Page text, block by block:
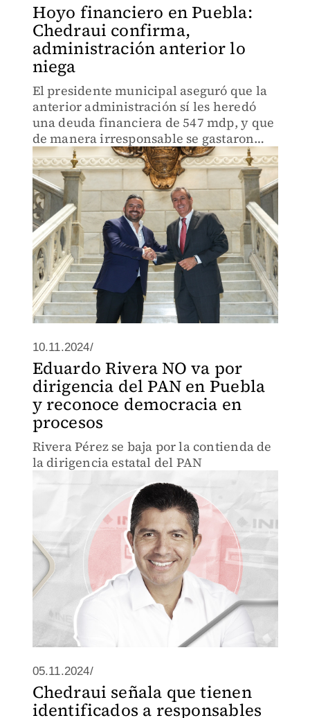
Hoyo financiero en Puebla:
Chedraui confirma,
administración anterior lo
niega
El presidente municipal aseguró que la
anterior administración sí les heredó
una deuda financiera de 547 mdp, y que
de manera irresponsable se gastaron
dinero que no les correspondía.
10.11.2024/
Eduardo Rivera NO va por
dirigencia del PAN en Puebla
y reconoce democracia en
procesos
Rivera Pérez se baja por la contienda de
la dirigencia estatal del PAN
05.11.2024/
Chedraui señala que tienen
identificados a responsables